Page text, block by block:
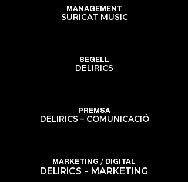
MANAGEMENT
SURICAT MUSIC
SEGELL
DELIRICS
PREMSA
DELIRICS – COMUNICACIÓ
MARKETING / DIGITAL
DELIRICS – MARKETING